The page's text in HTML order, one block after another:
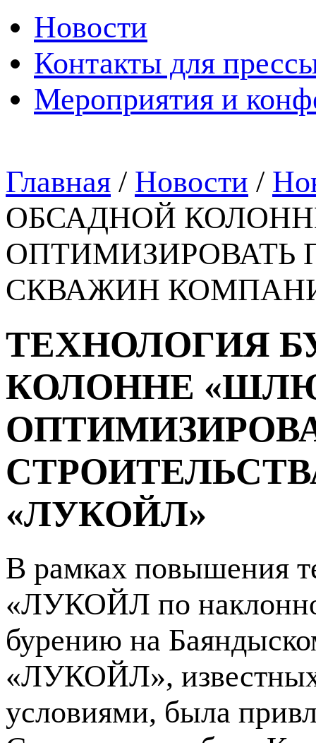
Новости
Контакты для
Мероприятия и
Главная / Новости /
ОБСАДНОЙ
ОПТИМИЗИРОВАТЬ
СКВАЖИН
ТЕХНОЛОГИЯ
КОЛОННЕ
«ЛУКОЙЛ»
В рамках повышения
«ЛУКОЙЛ по
бурению на
«ЛУКОЙЛ»,
условиями, была